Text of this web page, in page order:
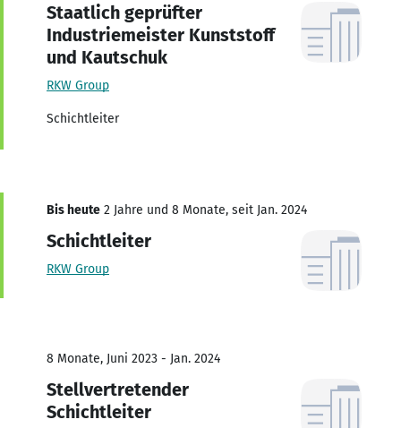
Staatlich geprüfter
Industriemeister Kunststoff
und Kautschuk
RKW Group
Schichtleiter
Bis heute 2 Jahre und 8 Monate, seit Jan. 2024
Schichtleiter
RKW Group
8 Monate, Juni 2023 - Jan. 2024
Stellvertretender
Schichtleiter